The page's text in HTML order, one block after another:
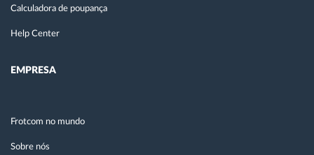
Calculadora de poupança
Help Center
EMPRESA
Frotcom no mundo
Sobre nós